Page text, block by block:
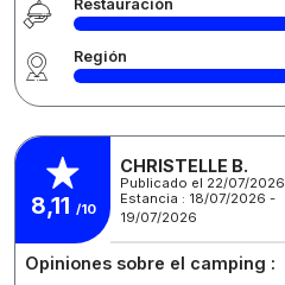
Restauración
Región
8,11 /10
CHRISTELLE B.
Publicado el 22/07/2026
Estancia : 18/07/2026 -
19/07/2026
Opiniones sobre el camping :